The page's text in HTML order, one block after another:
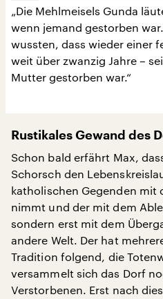
„Die Mehlmeisels Gunda
wenn jemand gestorben
wussten, dass wieder einer
weit über zwanzig Jahre –
Mutter gestorben war.“
Rustikales Gewand des
Schon bald erfährt Max,
Schorsch den
katholischen Gegenden mit
nimmt und der mit dem
sondern erst mit dem
andere Welt. Der hat
Tradition folgend, die
versammelt sich das Dorf
Verstorbenen. Erst nach